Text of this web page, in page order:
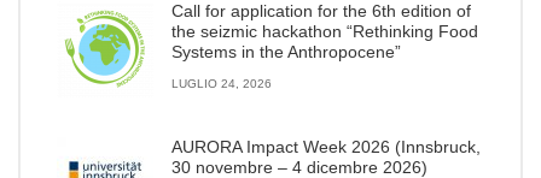
Call for application for the 6th edition of
the seizmic hackathon “Rethinking Food
Systems in the Anthropocene”
LUGLIO 24, 2026
AURORA Impact Week 2026 (Innsbruck,
30 novembre – 4 dicembre 2026)